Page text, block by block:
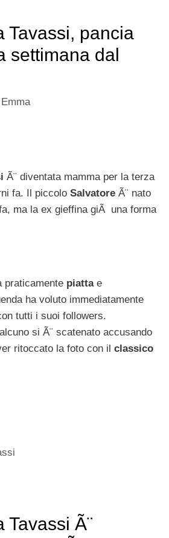
Tavassi, pancia
settimana dal
Emma
Ã¨ diventata mamma per la terza
fa. Il piccolo Salvatore Ã¨ nato
ma la ex gieffina giÃ una forma
praticamente piattae
ha voluto immediatamente
tutti i suoi followers.
si Ã¨ scatenato accusando
ritoccato la foto con il classico
Tavassi Ã¨